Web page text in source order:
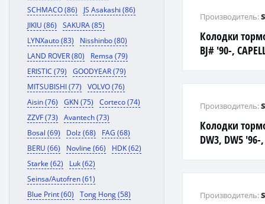
SCHMACO (86)
JS Asakashi (86)
JIKIU (86)
SAKURA (85)
LYNXauto (83)
Nisshinbo (80)
LAND ROVER (80)
Remsa (79)
ERISTIC (79)
GOODYEAR (79)
MITSUBISHI (77)
VOLVO (76)
Aisin (76)
GKN (75)
Corteco (74)
ZZVF (73)
Avantech (73)
Bosal (69)
Dolz (68)
FAG (68)
BERU (66)
Novline (66)
HDK (62)
Starke (62)
Luk (62)
Seinsa/Autofren (61)
Blue Print (60)
Tong Hong (58)
Колодки
BJ# '90-,
Производитель:
Колодки
DW3, DW5 '96-
Производитель:
Производитель: